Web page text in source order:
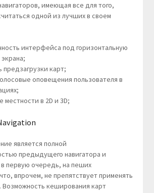
имеющая все для того,
одной из лучших в своем
интерфейса под горизонтальную
предзагрузки карт;
оповещения пользователя в
местности в 2D и 3D;
является полной
предыдущего навигатора и
первую очередь, на пеших
впрочем, не препятствует применять
Возможность кеширования карт